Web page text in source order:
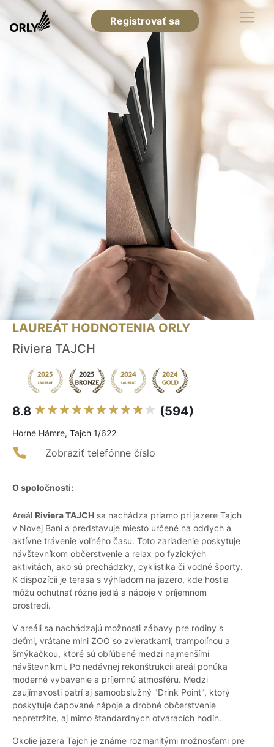
Registrovať sa
LAUREÁT HODNOTENIA ORLY
Riviera TAJCH
8.8 (594)
Horné Hámre, Tajch 1/622
Zobraziť telefónne číslo
O spoločnosti:
Areál Riviera TAJCH sa nachádza priamo pri jazere Tajch
v Novej Bani a predstavuje miesto určené na oddych a
aktívne trávenie voľného času. Toto zariadenie poskytuje
návštevníkom občerstvenie a relax po fyzických
aktivitách, ako sú prechádzky, cyklistika či vodné športy.
K dispozícii je terasa s výhľadom na jazero, kde hostia
môžu ochutnať rôzne jedlá a nápoje v príjemnom
prostredí.
V areáli sa nachádzajú možnosti zábavy pre rodiny s
deťmi, vrátane mini ZOO so zvieratkami, trampolínou a
šmýkačkou, ktoré sú obľúbené medzi najmenšími
návštevníkmi. Po nedávnej rekonštrukcii areál ponúka
moderné vybavenie a príjemnú atmosféru. Medzi
zaujímavosti patrí aj samoobslužný "Drink Point", ktorý
poskytuje čapované nápoje a drobné občerstvenie
nepretržite, aj mimo štandardných otváracích hodín.
Okolie jazera Tajch je známe rozmanitými možnosťami pre